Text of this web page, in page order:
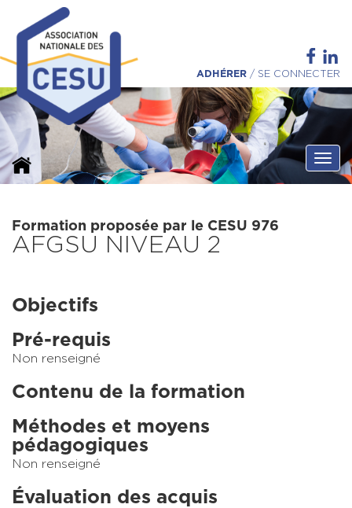
ADHÉRER / SE CONNECTER
Formation proposée par le CESU 976
AFGSU NIVEAU 2
Objectifs
Pré-requis
Non renseigné
Contenu de la formation
Méthodes et moyens
pédagogiques
Non renseigné
Évaluation des acquis